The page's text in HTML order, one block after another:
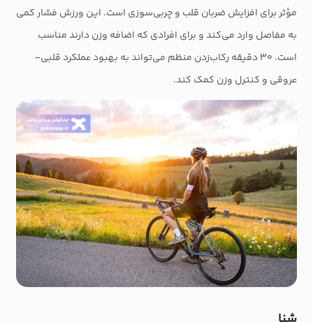
مؤثر برای افزایش ضربان قلب و چربی‌سوزی است. این ورزش فشار کمی
به مفاصل وارد می‌کند و برای افرادی که اضافه وزن دارند مناسب
است. ۳۰ دقیقه رکاب‌زدن منظم می‌تواند به بهبود عملکرد قلبی–
عروقی و کنترل وزن کمک کند.